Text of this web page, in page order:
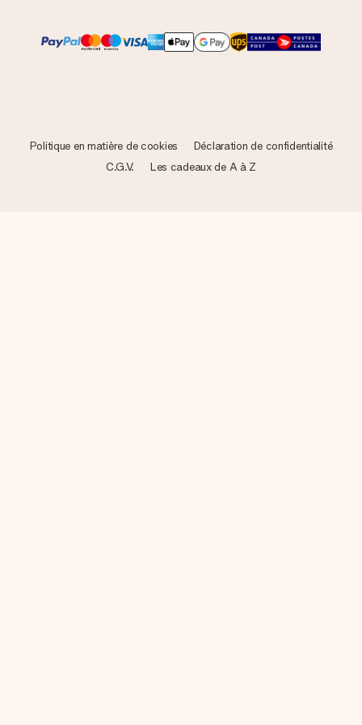
Politique en matière de cookies
Déclaration de confidentialité
C.G.V.
Les cadeaux de A à Z